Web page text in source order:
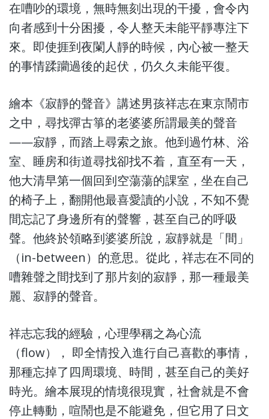
在嘈吵的環境，無時無刻出現的干擾，會令內
向者感到十分困擾，令人整天未能平靜專注下
來。即使捱到夜闌人靜的時候，內心被一整天
的事情蹂躪過後的起伏，仍久久未能平復。
繪本《寂靜的聲音》講述男孩祥志在東京鬧市
之中，尋找彈古箏的老婆婆所謂最美的聲音
——寂靜，而踏上尋索之旅。他到過竹林、浴
室、睡房和街道尋找卻找不着，直至有一天，
他大清早第一個回到空蕩蕩的課室，坐在自己
的椅子上，翻開他最喜愛讀的小說，不知不覺
間忘記了身邊所有的聲響，甚至自己的呼吸
聲。他終於領略到婆婆所說，寂靜就是「間」
（in-between）的意思。從此，祥志在不同的
嘈雜聲之間找到了那片刻的寂靜，那一種最美
麗、寂靜的聲音。
祥志忘我的經驗，心理學稱之為心流
（flow）， 即全情投入進行自己喜歡的事情，
那種忘掉了四周環境、時間，甚至自己的美好
時光。繪本展現的情境很現實，社會就是不會
停止轉動，喧鬧也是不能避免，但它用了日文